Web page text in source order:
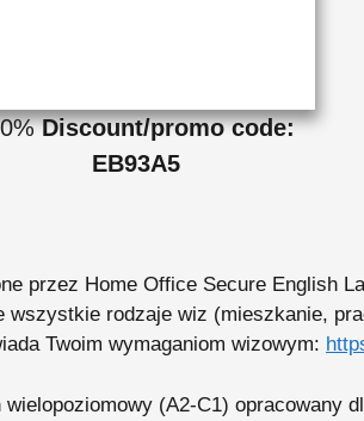
Discount/promo code:
EB93A5
przez Home Office Secure English
wszystkie rodzaje wiz (mieszkanie,
Twoim wymaganiom wizowym:
(A2-C1) opracowany